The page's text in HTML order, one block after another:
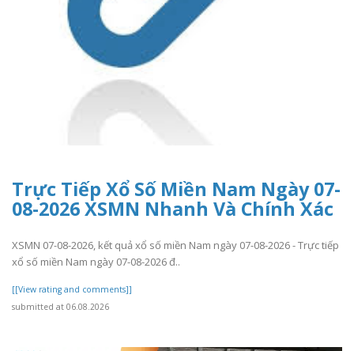
Trực Tiếp Xổ Số Miền Nam Ngày 07-
08-2026 XSMN Nhanh Và Chính Xác
XSMN 07-08-2026, kết quả xổ số miền Nam ngày 07-08-2026 - Trực tiếp
xổ số miền Nam ngày 07-08-2026 đ..
[[View rating and comments]]
submitted at 06.08.2026